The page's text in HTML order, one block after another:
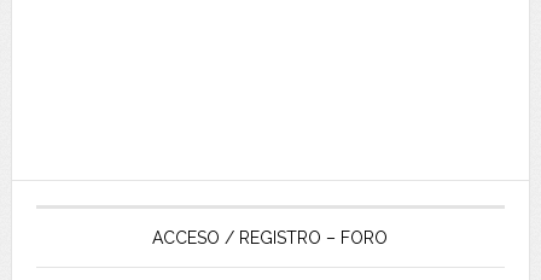
ACCESO / REGISTRO – FORO